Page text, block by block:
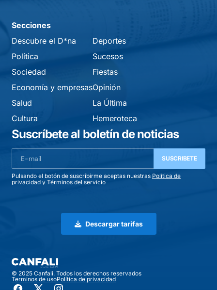
Secciones
Descubre el D*na
Política
Sociedad
Economía y empresas
Salud
Cultura
Deportes
Sucesos
Fiestas
Opinión
La Última
Hemeroteca
Suscríbete al boletín de noticias
SUSCRIBETE
Pulsando el botón de suscribirme aceptas nuestras Política de
privacidad y Términos del servicio
Descargar tarifas
© 2025 Canfali. Todos los derechos reservados
Terminos de usoPolítica de privacidad